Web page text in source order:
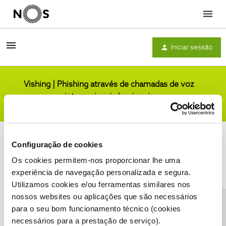
Configuração de cookies
Os cookies permitem-nos proporcionar lhe uma
experiência de navegação personalizada e segura.
Utilizamos cookies e/ou ferramentas similares nos
nossos websites ou aplicações que são necessários
para o seu bom funcionamento técnico (cookies
necessários para a prestação de serviço).
Menu
Iniciar sessão
Vishing | Phishing através de chamadas de voz
internacionais/nacionais
Condições do Fórum NOS Accessibility statement